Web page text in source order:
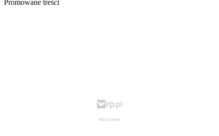
Promowane treści